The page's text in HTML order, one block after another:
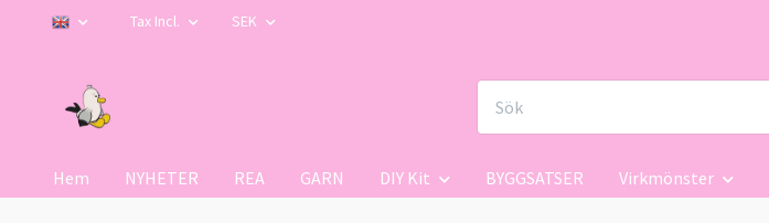
Tax Incl. SEK
Hem NYHETER REA GARN DIY Kit BYGGSATSER Virkmönster